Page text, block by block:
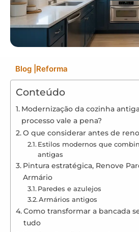
Blog Reforma
Conteúdo
Modernização da cozinha
processo vale a pena?
O que considerar antes de
Estilos modernos que
antigas
Pintura estratégica, Renove
Armário
Paredes e azulejos
Armários antigos
Como transformar a bancada
tudo